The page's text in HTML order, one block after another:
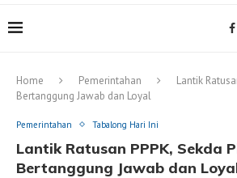
Home Pemerintahan
Lantik
Bertanggung Jawab dan Loyal
Pemerintahan Tabalong Hari Ini
Lantik Ratusan PPPK, Sekda
Bertanggung Jawab dan